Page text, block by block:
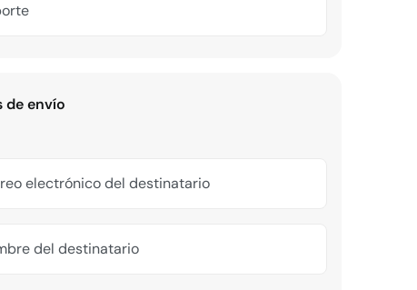
de envío
electrónico del destinatario
del destinatario